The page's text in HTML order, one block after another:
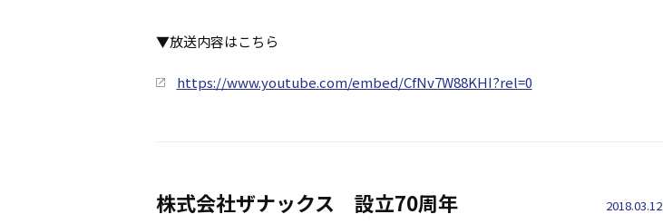
▼放送内容はこちら
https://www.youtube.com/embed/CfNv7W88KHI?rel=0
株式会社ザナックス 設立70周年 2018.03.12